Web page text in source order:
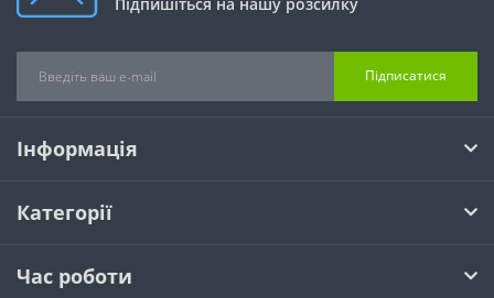
Підписатися
Інформація
Категорії
Час роботи